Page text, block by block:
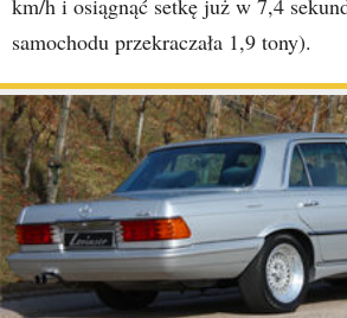
km/h i osiągnąć setkę już w 7,4
samochodu przekraczała 1,9 tony).